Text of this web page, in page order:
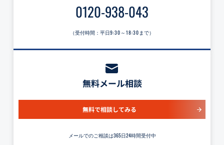
0120-938-043
（受付時間：平日9:30～18:30 まで）
無料メール相談
無料で相談してみる
メールでのご相談は365日24時間受付中